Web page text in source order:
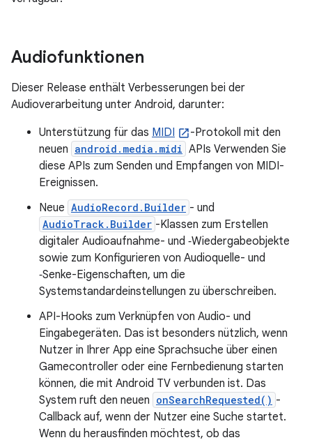
Audiofunktionen
Dieser Release enthält Verbesserungen bei der
Audioverarbeitung unter Android, darunter:
Unterstützung für das MIDI
-Protokoll mit den
neuen android.media.midi APIs Verwenden Sie
diese APIs zum Senden und Empfangen von MIDI-
Ereignissen.
Neue AudioRecord.Builder - und
AudioTrack.Builder -Klassen zum Erstellen
digitaler Audioaufnahme- und ‑Wiedergabeobjekte
sowie zum Konfigurieren von Audioquelle- und
‑Senke-Eigenschaften, um die
Systemstandardeinstellungen zu überschreiben.
API-Hooks zum Verknüpfen von Audio- und
Eingabegeräten. Das ist besonders nützlich, wenn
Nutzer in Ihrer App eine Sprachsuche über einen
Gamecontroller oder eine Fernbedienung starten
können, die mit Android TV verbunden ist. Das
System ruft den neuen onSearchRequested() -
Callback auf, wenn der Nutzer eine Suche startet.
Wenn du herausfinden möchtest, ob das